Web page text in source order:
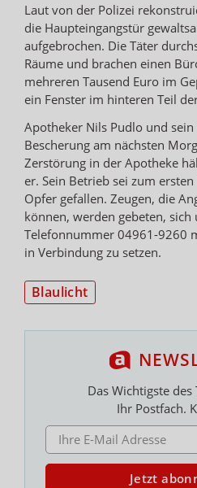
Laut von der Polizei
die Haupteingangstür
aufgebrochen. Die Täter
Räume und brachen einen
mehreren Tausend Euro im
ein Fenster im hinteren Teil
Apotheker Nils Pudlo und
Bescherung am nächsten
Zerstörung in der Apotheke
er. Sein Betrieb sei zum
Opfer gefallen. Zeugen, die
können, werden gebeten, sich
Telefonnummer 04961-9260
in Verbindung zu setzen.
Blaulicht
Das Wichtigste des
Ihr Postfach.
E-MAIL ADRESSE
Jetzt